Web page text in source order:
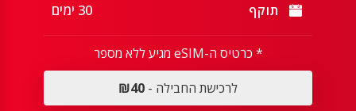
תוקף 30 ימים
* כרטיס ה-eSIM מגיע ללא מספר
לרכישת החבילה - ₪40